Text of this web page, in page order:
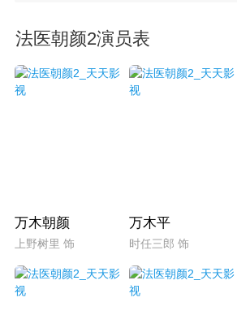
法医朝颜2演员表
万木朝颜
上野树里 饰
万木平
时任三郎 饰